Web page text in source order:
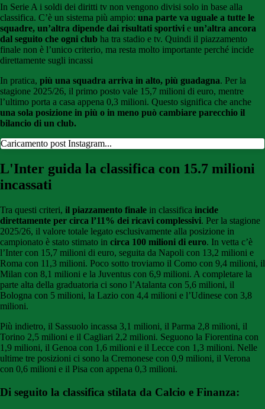
In Serie A i soldi dei diritti tv non vengono divisi solo in base alla
classifica. C’è un sistema più ampio: una parte va uguale a tutte le
squadre, un’altra dipende dai risultati sportivi e un’altra ancora
dal seguito che ogni club ha tra stadio e tv. Quindi il piazzamento
finale non è l’unico criterio, ma resta molto importante perché incide
direttamente sugli incassi
In pratica, più una squadra arriva in alto, più guadagna. Per la
stagione 2025/26, il primo posto vale 15,7 milioni di euro, mentre
l’ultimo porta a casa appena 0,3 milioni. Questo significa che anche
una sola posizione in più o in meno può cambiare parecchio il
bilancio di un club.
Caricamento post Instagram...
L'Inter guida la classifica con 15.7 milioni
incassati
Tra questi criteri, il piazzamento finale in classifica incide
direttamente per circa l’11% dei ricavi complessivi. Per la stagione
2025/26, il valore totale legato esclusivamente alla posizione in
campionato è stato stimato in circa 100 milioni di euro. In vetta c’è
l’Inter con 15,7 milioni di euro, seguita da Napoli con 13,2 milioni e
Roma con 11,3 milioni. Poco sotto troviamo il Como con 9,4 milioni, il
Milan con 8,1 milioni e la Juventus con 6,9 milioni. A completare la
parte alta della graduatoria ci sono l’Atalanta con 5,6 milioni, il
Bologna con 5 milioni, la Lazio con 4,4 milioni e l’Udinese con 3,8
milioni.
Più indietro, il Sassuolo incassa 3,1 milioni, il Parma 2,8 milioni, il
Torino 2,5 milioni e il Cagliari 2,2 milioni. Seguono la Fiorentina con
1,9 milioni, il Genoa con 1,6 milioni e il Lecce con 1,3 milioni. Nelle
ultime tre posizioni ci sono la Cremonese con 0,9 milioni, il Verona
con 0,6 milioni e il Pisa con appena 0,3 milioni.
Di seguito la classifica stilata da Calcio e Finanza: